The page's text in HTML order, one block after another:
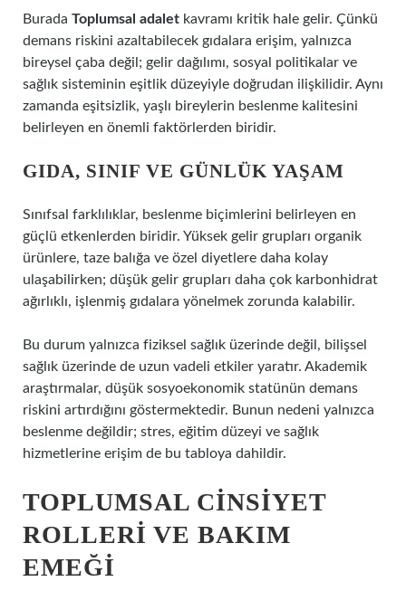
Burada Toplumsal adalet kavramı kritik hale gelir. Çünkü
demans riskini azaltabilecek gıdalara erişim, yalnızca
bireysel çaba değil; gelir dağılımı, sosyal politikalar ve
sağlık sisteminin eşitlik düzeyiyle doğrudan ilişkilidir. Aynı
zamanda eşitsizlik, yaşlı bireylerin beslenme kalitesini
belirleyen en önemli faktörlerden biridir.
GIDA, SINIF VE GÜNLÜK YAŞAM
Sınıfsal farklılıklar, beslenme biçimlerini belirleyen en
güçlü etkenlerden biridir. Yüksek gelir grupları organik
ürünlere, taze balığa ve özel diyetlere daha kolay
ulaşabilirken; düşük gelir grupları daha çok karbonhidrat
ağırlıklı, işlenmiş gıdalara yönelmek zorunda kalabilir.
Bu durum yalnızca fiziksel sağlık üzerinde değil, bilişsel
sağlık üzerinde de uzun vadeli etkiler yaratır. Akademik
araştırmalar, düşük sosyoekonomik statünün demans
riskini artırdığını göstermektedir. Bunun nedeni yalnızca
beslenme değildir; stres, eğitim düzeyi ve sağlık
hizmetlerine erişim de bu tabloya dahildir.
TOPLUMSAL CINSIYET
ROLLERI VE BAKIM
EMEĞI